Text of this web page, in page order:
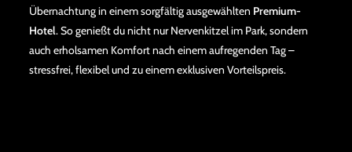
Übernachtung in einem sorgfältig ausgewählten Premium-
Hotel. So genießt du nicht nur Nervenkitzel im Park, sondern
auch erholsamen Komfort nach einem aufregenden Tag –
stressfrei, flexibel und zu einem exklusiven Vorteilspreis.